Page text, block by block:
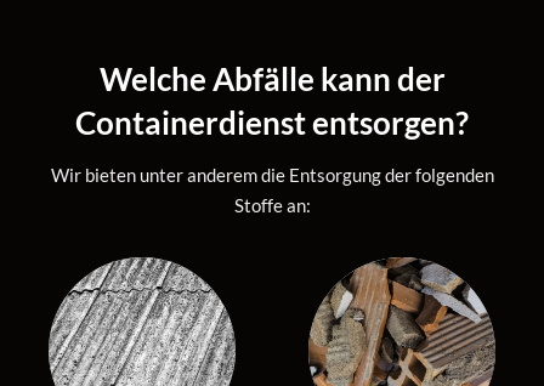
Welche Abfälle kann der
Containerdienst entsorgen?
Wir bieten unter anderem die Entsorgung der folgenden
Stoffe an: